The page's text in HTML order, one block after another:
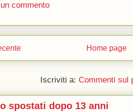
commento
Home page
Iscriviti a: Commenti sul
spostati dopo 13 anni